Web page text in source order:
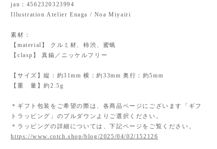
jan：4562320323994
Illustration Atelier Enaga / Noa Miyairi
素材：
【material】 クルミ材、柿渋、蜜蝋
【clasp】 真鍮／ニッケルフリー
【サイズ】縦：約31mm 横：約33mm 奥行：約5mm
【重 量】約2.5g
＊ギフト包装をご希望の際は、各商品ページにございます「ギフ
トラッピング」のプルダウンよりご選択ください。
＊ラッピングの詳細については、下記ページをご覧ください。
https://www.cotch.shop/blog/2025/04/02/152126